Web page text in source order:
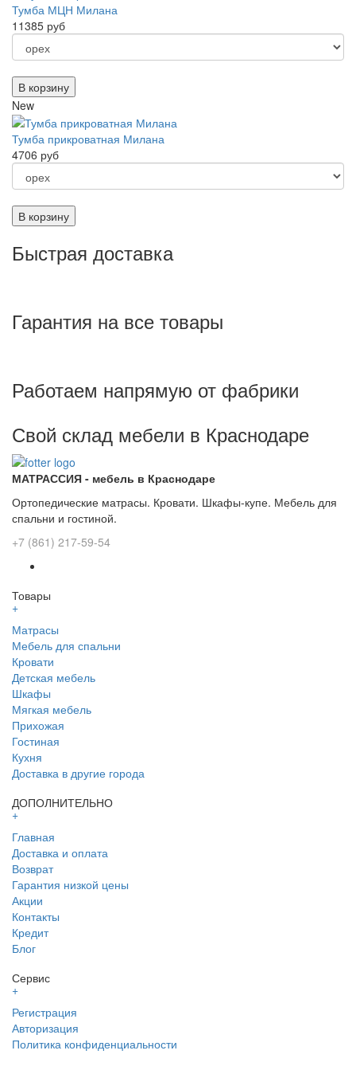
Тумба МЦН Милана
11385 руб
В корзину
New
Тумба прикроватная Милана
4706 руб
В корзину
Быстрая доставка
Гарантия на все товары
Работаем напрямую от фабрики
Свой склад мебели в Краснодаре
МАТРАССИЯ - мебель в Краснодаре
Ортопедические матрасы. Кровати. Шкафы-купе. Мебель для
спальни и гостиной.
+7 (861) 217-59-54
Товары
+
Матрасы
Мебель для спальни
Кровати
Детская мебель
Шкафы
Мягкая мебель
Прихожая
Гостиная
Кухня
Доставка в другие города
ДОПОЛНИТЕЛЬНО
+
Главная
Доставка и оплата
Возврат
Гарантия низкой цены
Акции
Контакты
Кредит
Блог
Сервис
+
Регистрация
Авторизация
Политика конфиденциальности